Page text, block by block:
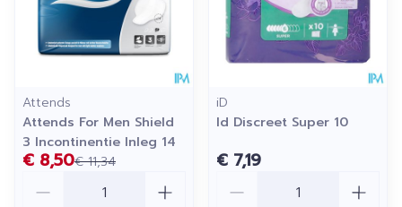
Attends
Attends For Men Shield
3 Incontinentie Inleg 14
€ 11,34
€ 8,50
iD
Id Discreet Super 10
€ 7,19